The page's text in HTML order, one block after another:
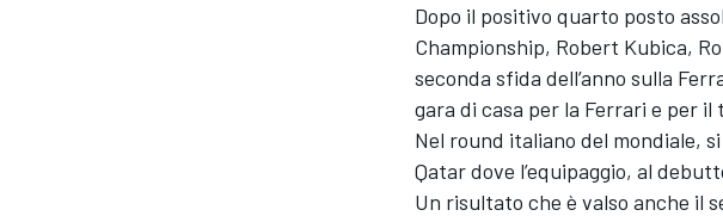
Dopo il positivo quarto posto
Championship, Robert Kubica,
seconda sfida dell’anno sulla
gara di casa per la Ferrari e per il
Nel round italiano del mondiale,
Qatar dove l’equipaggio, al
Un risultato che è valso anche il